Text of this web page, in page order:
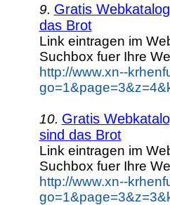
9. Gratis
das Brot
Link eintragen im
Suchbox fuer Ihre
http://www.xn--
10. Gratis
sind das Brot
Link eintragen im
Suchbox fuer Ihre
http://www.xn--